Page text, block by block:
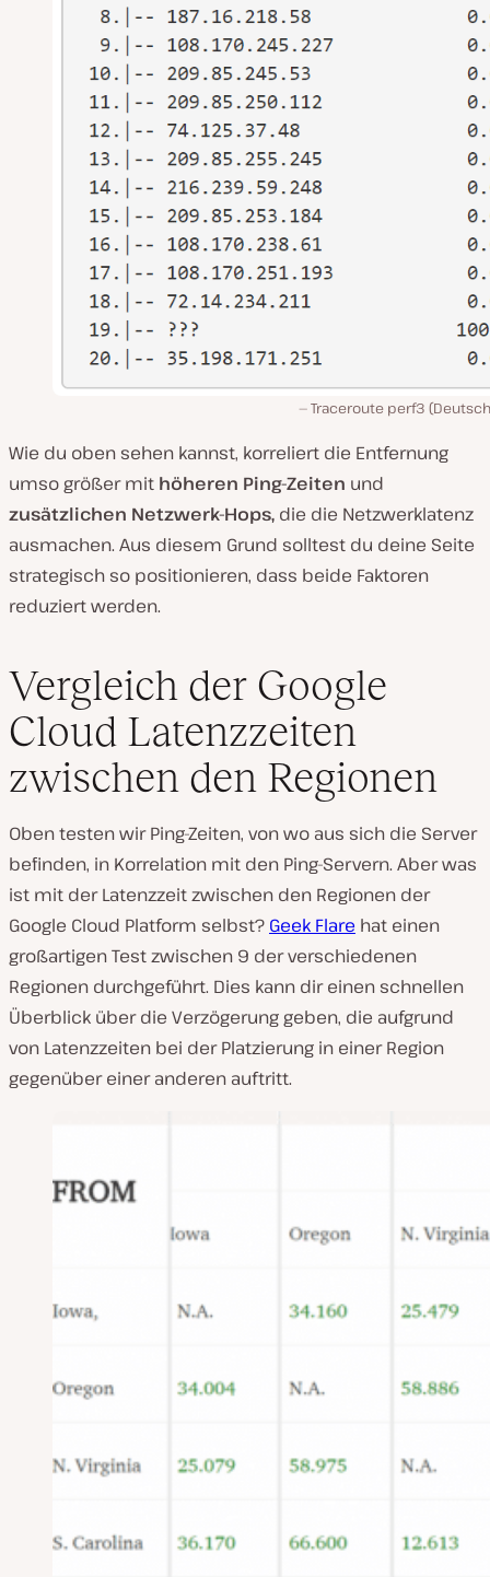
Traceroute perf3
Wie du oben sehen kannst, korreliert die Entfernung
umso größer mit höheren Ping-Zeiten und
zusätzlichen Netzwerk-Hops, die die Netzwerklatenz
ausmachen. Aus diesem Grund solltest du deine Seite
strategisch so positionieren, dass beide Faktoren
reduziert werden.
Vergleich der Google
Cloud Latenzzeiten
zwischen den Regionen
Oben testen wir Ping-Zeiten, von wo aus sich die Server
befinden, in Korrelation mit den Ping-Servern. Aber was
ist mit der Latenzzeit zwischen den Regionen der
Google Cloud Platform selbst? Geek Flare hat einen
großartigen Test zwischen 9 der verschiedenen
Regionen durchgeführt. Dies kann dir einen schnellen
Überblick über die Verzögerung geben, die aufgrund
von Latenzzeiten bei der Platzierung in einer Region
gegenüber einer anderen auftritt.